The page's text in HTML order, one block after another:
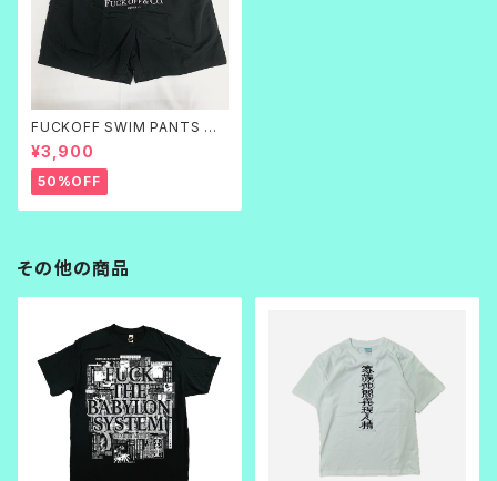
FUCKOFF SWIM PANTS 黒
刺繍
¥3,900
50%OFF
その他の商品